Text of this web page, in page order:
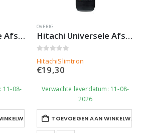
Hitachi Universele Afstandsbediening RC1900 – Slimtron Hit-V3
11-08-
OVERIG
Hitachi Universele Afstandsbediening RC43140 | rc43140– Slimtron Hit-V4
HitachiSlimtron
€19,30
Verwachte leverdatum: 11-08-
2026
TOEVOEGEN AAN